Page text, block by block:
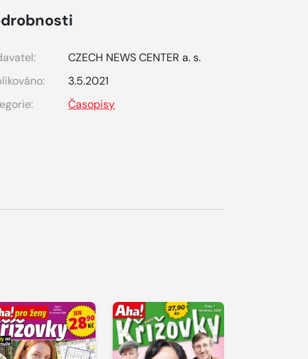
CZECH NEWS CENTER a. s.
3.5.2021
Časopisy